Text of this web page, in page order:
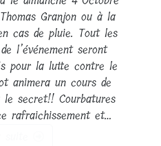
Granjon ou à la
cas de pluie. Tout les
l’événement seront
pour la lutte contre le
animera un cours de
secret!! Courbatures
rafraichissement et…